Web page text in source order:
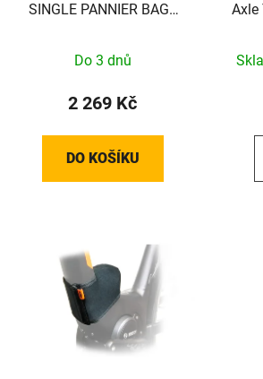
SINGLE PANNIER BAG -
Do 3 dnů
2 269 Kč
DO KOŠÍKU
Axle